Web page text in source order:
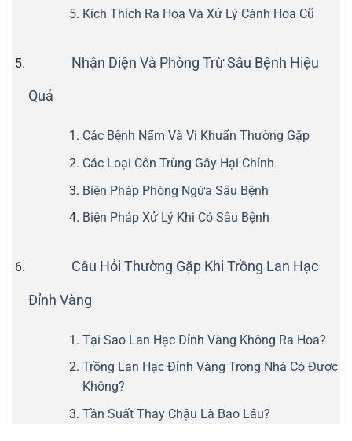
Kích Thích Ra Hoa Và Xử Lý Cành Hoa Cũ
Nhận Diện Và Phòng Trừ Sâu Bệnh Hiệu
Quả
Các Bệnh Nấm Và Vi Khuẩn Thường Gặp
Các Loại Côn Trùng Gây Hại Chính
Biện Pháp Phòng Ngừa Sâu Bệnh
Biện Pháp Xử Lý Khi Có Sâu Bệnh
Câu Hỏi Thường Gặp Khi Trồng Lan Hạc
Đỉnh Vàng
Tại Sao Lan Hạc Đỉnh Vàng Không Ra Hoa?
Trồng Lan Hạc Đỉnh Vàng Trong Nhà Có Được
Không?
Tần Suất Thay Chậu Là Bao Lâu?